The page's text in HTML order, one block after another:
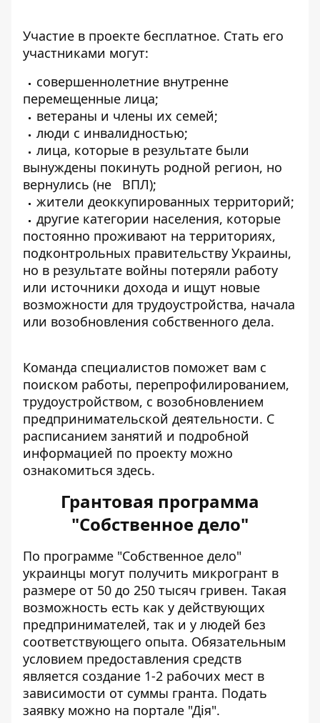
Участие в проекте бесплатное. Стать его
участниками могут:
совершеннолетние внутренне
перемещенные лица;
ветераны и члены их семей;
люди с инвалидностью;
лица, которые в результате были
вынуждены покинуть родной регион, но
вернулись (не ВПЛ);
жители деоккупированных территорий;
другие категории населения, которые
постоянно проживают на территориях,
подконтрольных правительству Украины,
но в результате войны потеряли работу
или источники дохода и ищут новые
возможности для трудоустройства, начала
или возобновления собственного дела.
Команда специалистов поможет вам с
поиском работы, перепрофилированием,
трудоустройством, с возобновлением
предпринимательской деятельности. С
расписанием занятий и подробной
информацией по проекту можно
ознакомиться здесь.
Грантовая программа
"Собственное дело"
По программе "Собственное дело"
украинцы могут получить микрогрант в
размере от 50 до 250 тысяч гривен. Такая
возможность есть как у действующих
предпринимателей, так и у людей без
соответствующего опыта. Обязательным
условием предоставления средств
является создание 1-2 рабочих мест в
зависимости от суммы гранта. Подать
заявку можно на портале "Дія".